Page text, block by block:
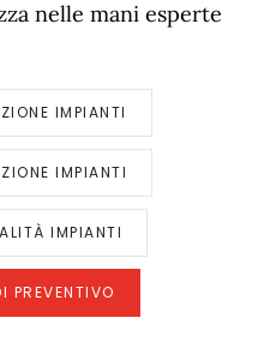
nelle mani esperte
IMPIANTI
IMPIANTI
IMPIANTI
PREVENTIVO